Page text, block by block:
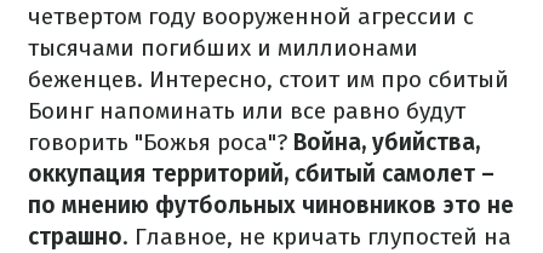
четвертом году вооруженной агрессии с
тысячами погибших и миллионами
беженцев. Интересно, стоит им про сбитый
Боинг напоминать или все равно будут
говорить "Божья роса"? Война, убийства,
оккупация территорий, сбитый самолет –
по мнению футбольных чиновников это не
страшно. Главное, не кричать глупостей на